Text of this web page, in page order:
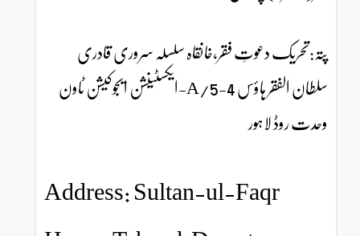
پتہ:تحریک دعوتِ فقر،خانقاہ سلسلہ سروری قادری
سلطان الفقر ہاؤس 4-5/A-ایکسٹینشن ایجوکیشن ٹاون
وحدت روڈ لاہور
Address: Sultan-ul-Faqr